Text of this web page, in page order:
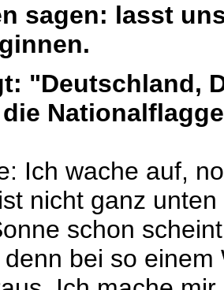
sagen: lasst
"Deutschland,
Ich wache auf,
nicht ganz
schon
bei so